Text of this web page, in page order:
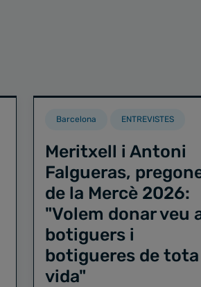
Barcelona ENTREVISTES
Meritxell i Antoni
Falgueras,
de la Mercè 2026:
"Volem donar veu
botiguers i
botigueres de tota
vida"